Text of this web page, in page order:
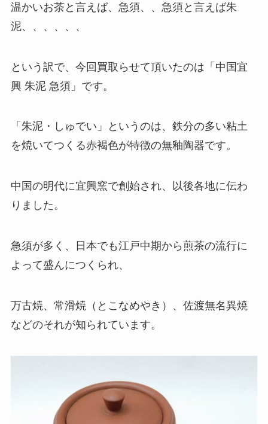
温かいお茶と言えば、急須、、急須と言えば朱
泥、、、、、、
という訳で、今回買取らせて頂いたのは「中国宜
興 朱泥 急須」です。
「朱泥・しゅでい」というのは、鉄分の多い粘土
を焼いてつくる赤褐色が特徴の無釉陶器です。
中国の明代に宜興窯で創始され、以後各地に伝わ
りました。
急須が多く、日本でも江戸中期から煎茶の流行に
よって盛んにつくられ、
万古焼、常滑焼（とこなめやき）、佐渡無名異焼
などのそれが知られています。